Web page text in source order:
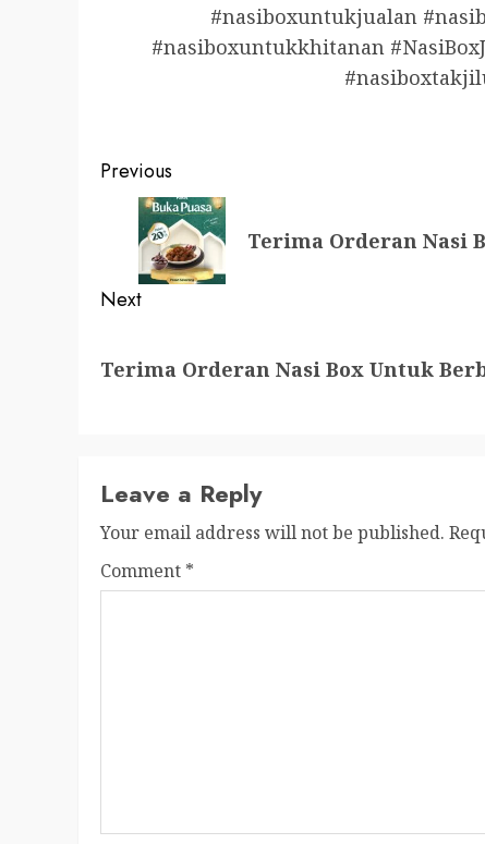
#nasiboxuntukjualan
#nasiboxuntukkhitanan
Post
navigation
Previous
Previous
post:
Terima Orderan Nasi
Next
post:
Terima Orderan Nasi Box Untuk
Leave a Reply
Your email address will not be published.
Comment *